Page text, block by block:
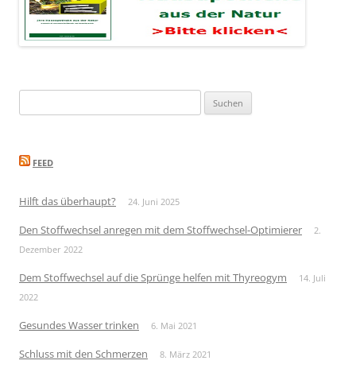
nach:
FEED
Hilft das überhaupt? 24. Juni 2025
Den Stoffwechsel anregen mit dem Stoffwechsel-Optimierer
2.
Dezember 2022
Dem Stoffwechsel auf die Sprünge helfen mit Thyreogym
14. Juli
2022
Gesundes Wasser trinken 6. Mai 2021
Schluss mit den Schmerzen 8. März 2021